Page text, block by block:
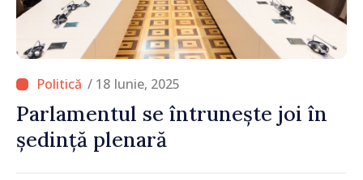
/ 18 Iunie, 2025
Parlamentul se întrunește joi în
ședință plenară